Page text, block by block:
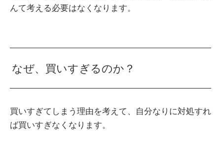
んて考える必要はなくなります。
なぜ、買いすぎるのか？
買いすぎてしまう理由を考えて、自分なりに対処すれ
ば買いすぎなくなります。